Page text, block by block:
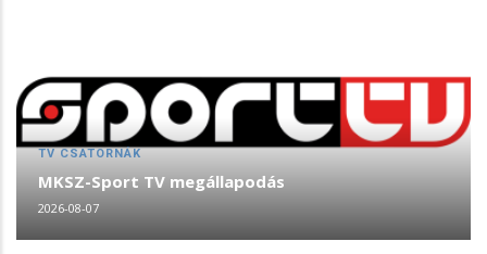
TV CSATORNÁK
MKSZ-Sport TV megállapodás
2026-08-07